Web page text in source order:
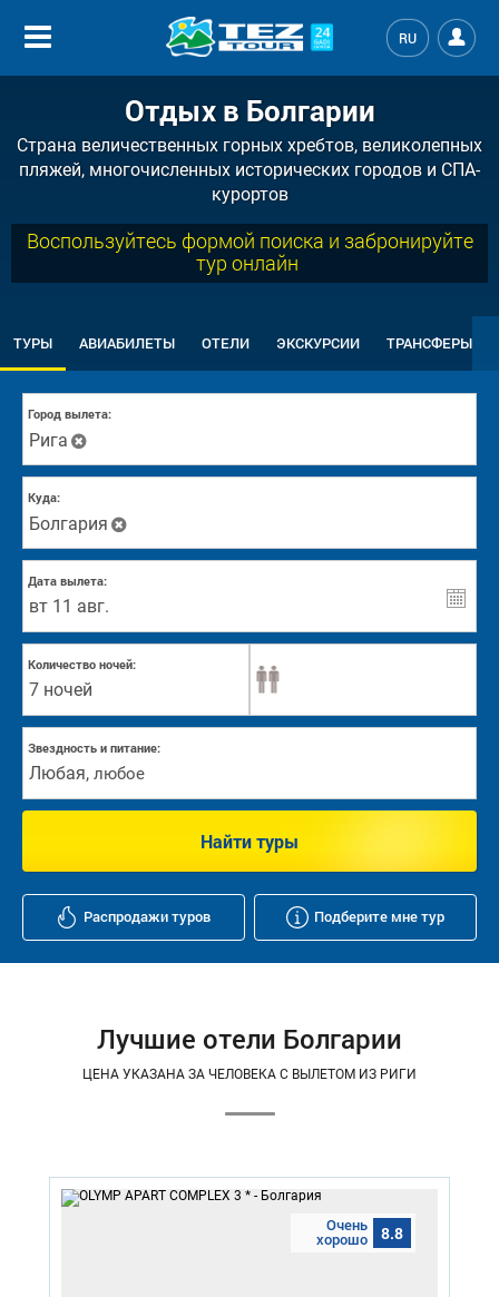
RU
Отдых в Болгарии
Страна величественных горных хребтов, великолепных
пляжей, многочисленных исторических городов и СПА-
курортов
Воспользуйтесь формой поиска и забронируйте
тур онлайн
ТУРЫ АВИАБИЛЕТЫ ОТЕЛИ ЭКСКУРСИИ ТРАНСФЕРЫ
Город вылета:
Рига
Куда:
Болгария
Дата вылета:
Количество ночей:
7 ночей
Звездность и питание:
Любая, любое
Найти туры
Распродажи туров Подберите мне тур
Лучшие отели Болгарии
ЦЕНА УКАЗАНА ЗА ЧЕЛОВЕКА С ВЫЛЕТОМ ИЗ РИГИ
Очень
хорошо 8.8